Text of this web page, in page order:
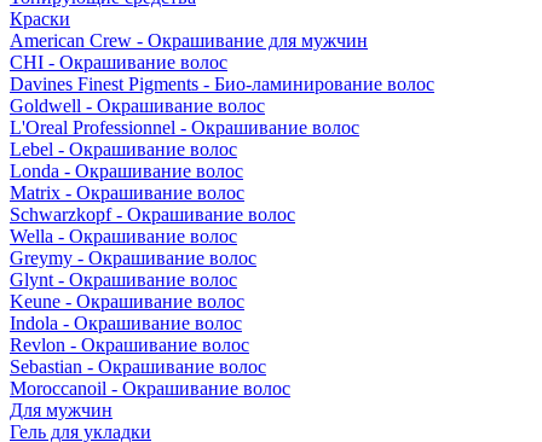
Краски
American Crew - Окрашивание для мужчин
CHI - Окрашивание волос
Davines Finest Pigments - Био-ламинирование волос
Goldwell - Окрашивание волос
L'Oreal Professionnel - Окрашивание волос
Lebel - Окрашивание волос
Londa - Окрашивание волос
Matrix - Окрашивание волос
Schwarzkopf - Окрашивание волос
Wella - Окрашивание волос
Greymy - Окрашивание волос
Glynt - Окрашивание волос
Keune - Окрашивание волос
Indola - Окрашивание волос
Revlon - Окрашивание волос
Sebastian - Окрашивание волос
Moroccanoil - Окрашивание волос
Для мужчин
Гель для укладки